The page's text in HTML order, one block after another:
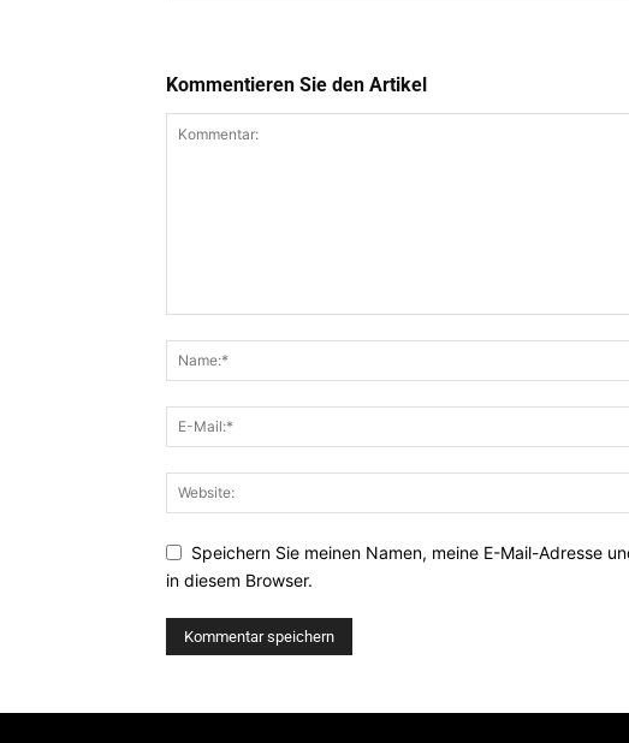
Kommentieren Sie den Artikel
Speichern Sie meinen Namen, meine E-Mail-Adresse
in diesem Browser.